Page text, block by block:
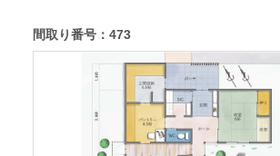
間取り番号：473